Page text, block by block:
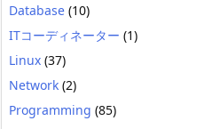
Database (10)
ITコーディネーター (1)
Linux (37)
Network (2)
Programming (85)